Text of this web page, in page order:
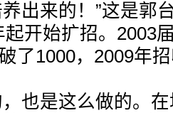
出来的！”这是郭
开始扩招。2003
了1000，2009年
是这么做的。在